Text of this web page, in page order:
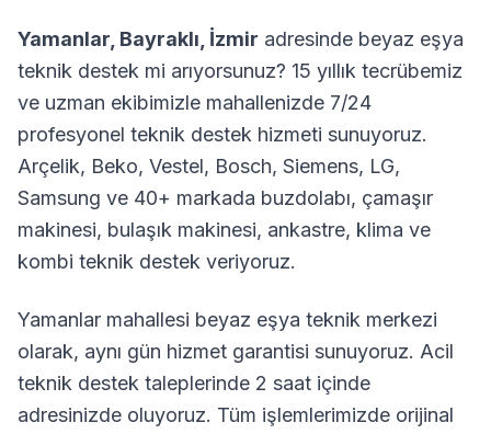
Yamanlar Bayraklı İzmir adresinde beyaz eşya
teknik destek mi arıyorsunuz? 15 yıllık tecrübemiz
ve uzman ekibimizle mahallenizde 7/24
profesyonel teknik destek hizmeti sunuyoruz.
Arçelik, Beko, Vestel, Bosch, Siemens, LG,
Samsung ve 40+ markada buzdolabı, çamaşır
makinesi, bulaşık makinesi, ankastre, klima ve
kombi teknik destek veriyoruz.
Yamanlar mahallesi beyaz eşya teknik merkezi
olarak, aynı gün hizmet garantisi sunuyoruz. Acil
teknik destek taleplerinde 2 saat içinde
adresinizde oluyoruz. Tüm işlemlerimizde orijinal